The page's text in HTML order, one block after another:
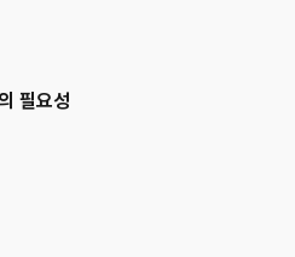
필요성